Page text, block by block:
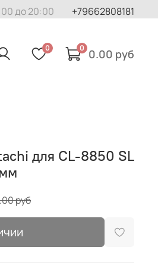
до 20:00 +79662808181
0 0 0.00 руб
для CL-8850 SL
руб